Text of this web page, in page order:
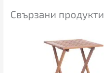
Свързани продукти